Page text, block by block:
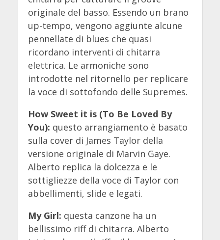
originale del basso. Essendo un brano
up-tempo, vengono aggiunte alcune
pennellate di blues che quasi
ricordano interventi di chitarra
elettrica. Le armoniche sono
introdotte nel ritornello per replicare
la voce di sottofondo delle Supremes.
How Sweet it is (To Be Loved By
You): questo arrangiamento è basato
sulla cover di James Taylor della
versione originale di Marvin Gaye.
Alberto replica la dolcezza e le
sottigliezze della voce di Taylor con
abbellimenti, slide e legati.
My Girl: questa canzone ha un
bellissimo riff di chitarra. Alberto